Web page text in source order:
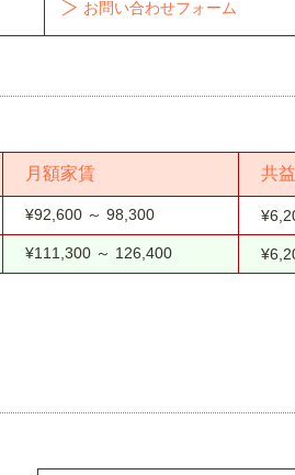
お問い合わせフォーム
月額家賃 共
¥92,600 ～ 98,300
¥111,300 ～ 126,400